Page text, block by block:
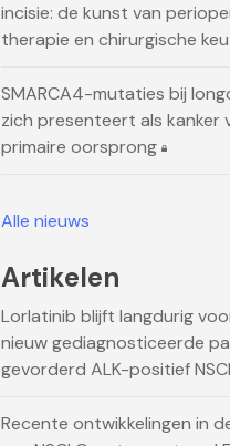
incisie: de kunst van
therapie en chirurgische
SMARCA4-mutaties bij
zich presenteert als kanker
primaire oorsprong
Alle nieuws
Artikelen
Lorlatinib blijft langdurig
nieuw gediagnosticeerde
gevorderd ALK-positief
Recente ontwikkelingen in